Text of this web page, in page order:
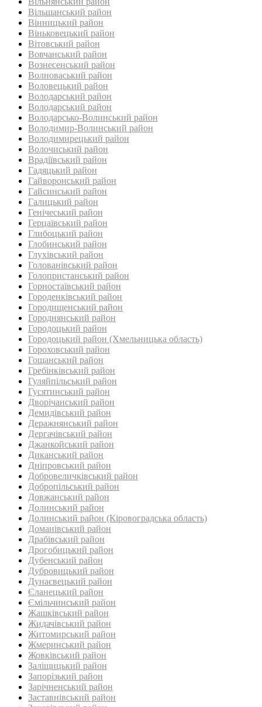
Вільшанський район
Вінницький район
Віньковецький район
Вітовський район
Вовчанський район
Вознесенський район
Волноваський район
Воловецький район
Володарський район
Володарський район
Володарсько-Волинський район
Володимир-Волинський район
Володимирецький район‎
Волочиський район
Врадіївський район‎
Гадяцький район
Гайворонський район
Гайсинський район
Галицький район
Генічеський район
Герцаївський район
Глибоцький район
Глобинський район
Глухівський район‎
Голованівський район
Голопристанський район
Горностаївський район‎
Городенківський район
Городищенський район‎
Городнянський район
Городоцький район
Городоцький район (Хмельницька область)
Гороховський район
Гощанський район
Гребінківський район
Гуляйпільський район‎
Гусятинський район‎
Дворічанський район
Демидівський район
Деражнянський район
Дергачівський район
Джанкойський район
Диканський район
Дніпровський район
Добровеличківський район
Добропільський район‎
Довжанський район
Долинський район
Долинський район (Кіровоградська область)
Доманівський район‎
Драбівський район‎
Дрогобицький район
Дубенський район
Дубровицький район‎
Дунаєвецький район
Єланецький район‎
Ємільчинський район
Жашківський район
Жидачівський район
Житомирський район
Жмеринський район
Жовківський район
Заліщицький район‎
Запорізький район
Зарічненський район
Заставнівський район